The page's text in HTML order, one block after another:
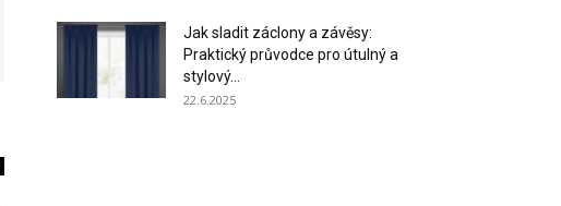
Jak sladit záclony a závěsy:
Praktický průvodce pro útulný a
stylový...
22.6.2025